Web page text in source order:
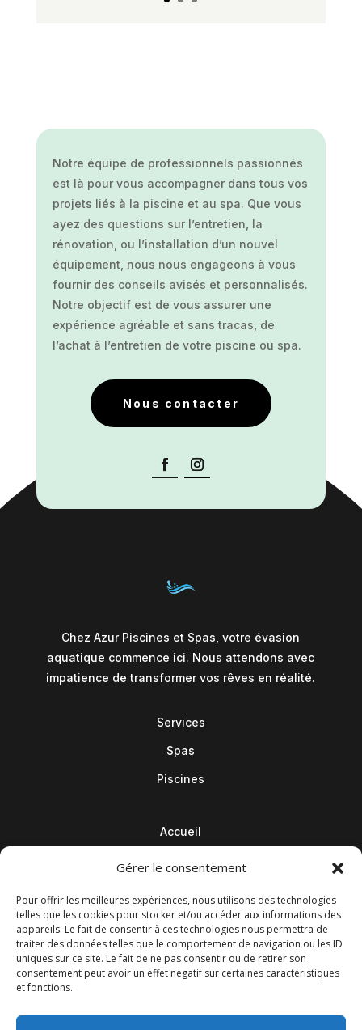
Gérer le consentement
Pour offrir les meilleures expériences, nous utilisons des technologies
telles que les cookies pour stocker et/ou accéder aux informations des
appareils. Le fait de consentir à ces technologies nous permettra de
traiter des données telles que le comportement de navigation ou les ID
uniques sur ce site. Le fait de ne pas consentir ou de retirer son
consentement peut avoir un effet négatif sur certaines caractéristiques
et fonctions.
Notre équipe de professionnels passionnés
est là pour vous accompagner dans tous vos
projets liés à la piscine et au spa. Que vous
ayez des questions sur l’entretien, la
rénovation, ou l’installation d’un nouvel
équipement, nous nous engageons à vous
fournir des conseils avisés et personnalisés.
Notre objectif est de vous assurer une
expérience agréable et sans tracas, de
l’achat à l’entretien de votre piscine ou spa.
Nous contacter
Chez Azur Piscines et Spas, votre évasion
aquatique commence ici. Nous attendons avec
impatience de transformer vos rêves en réalité.
Services
Spas
Piscines
Accueil